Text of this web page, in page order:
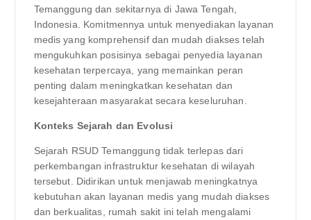
Temanggung dan sekitarnya di Jawa Tengah,
Indonesia. Komitmennya untuk menyediakan layanan
medis yang komprehensif dan mudah diakses telah
mengukuhkan posisinya sebagai penyedia layanan
kesehatan terpercaya, yang memainkan peran
penting dalam meningkatkan kesehatan dan
kesejahteraan masyarakat secara keseluruhan.
Konteks Sejarah dan Evolusi
Sejarah RSUD Temanggung tidak terlepas dari
perkembangan infrastruktur kesehatan di wilayah
tersebut. Didirikan untuk menjawab meningkatnya
kebutuhan akan layanan medis yang mudah diakses
dan berkualitas, rumah sakit ini telah mengalami